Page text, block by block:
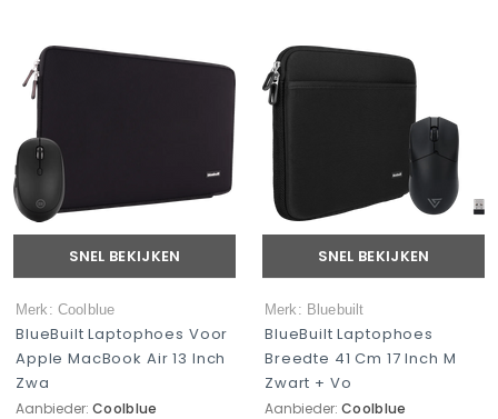
SNEL BEKIJKEN
Merk: Coolblue
BlueBuilt Laptophoes Voor
Apple MacBook Air 13 Inch
Zwa
Aanbieder: Coolblue
SNEL BEKIJKEN
Merk: Bluebuilt
BlueBuilt Laptophoes
Breedte 41 Cm 17 Inch M
Zwart + Vo
Aanbieder: Coolblue